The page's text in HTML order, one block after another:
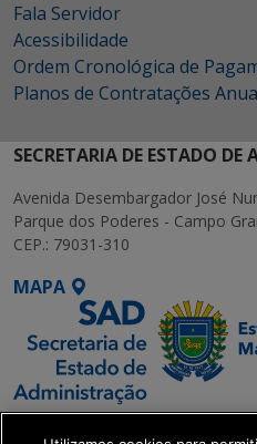
Fala Servidor
Acessibilidade
Ordem Cronológica de
Planos de Contratações
SECRETARIA DE ESTADO
Avenida Desembargador José
Parque dos Poderes - Campo
CEP.: 79031-310
MAPA